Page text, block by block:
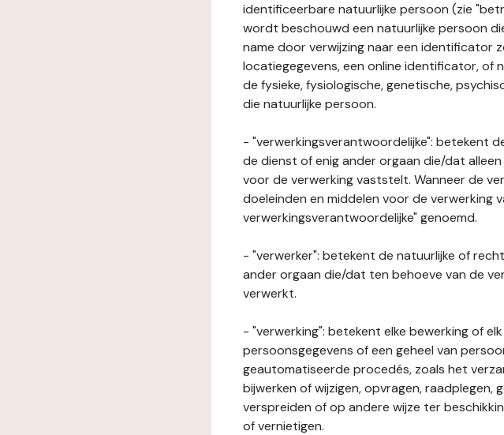
identificeerbare natuurlijke persoon (zie
wordt beschouwd een natuurlijke persoon
name door verwijzing naar een identificator
locatiegegevens, een online identificator, of
de fysieke, fysiologische, genetische,
die natuurlijke persoon.
- "verwerkingsverantwoordelijke": betekent
de dienst of enig ander orgaan die/dat
voor de verwerking vaststelt. Wanneer de
doeleinden en middelen voor de verwerking
verwerkingsverantwoordelijke" genoemd.
- "verwerker": betekent de natuurlijke of
ander orgaan die/dat ten behoeve van de
verwerkt.
- "verwerking": betekent elke bewerking of
persoonsgegevens of een geheel van
geautomatiseerde procedés, zoals het
bijwerken of wijzigen, opvragen,
verspreiden of op andere wijze ter
of vernietigen.